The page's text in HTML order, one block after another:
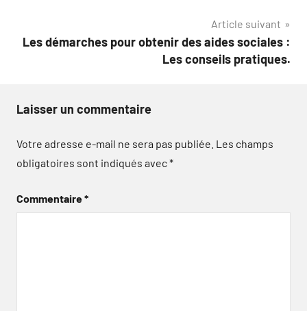
Article suivant
Les démarches pour obtenir des aides sociales :
Les conseils pratiques.
Laisser un commentaire
Votre adresse e-mail ne sera pas publiée. Les champs
obligatoires sont indiqués avec*
Commentaire*